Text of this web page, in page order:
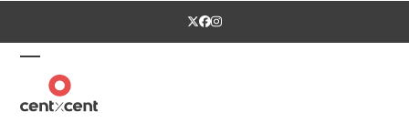
Twitter
Facebook
Instagram
Open
mobile
Close
mobile